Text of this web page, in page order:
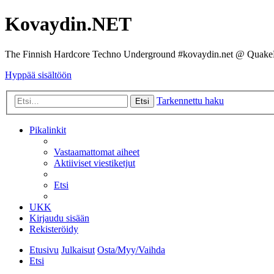
Kovaydin.NET
The Finnish Hardcore Techno Underground #kovaydin.net @
Hyppää sisältöön
Etsi Tarkennettu haku
Pikalinkit
Vastaamattomat aiheet
Aktiiviset viestiketjut
Etsi
UKK
Kirjaudu sisään
Rekisteröidy
Etusivu Julkaisut Osta/Myy/Vaihda
Etsi